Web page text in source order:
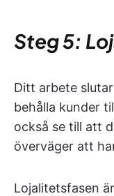
Steg 5:
Ditt arbete
behålla kunder
också se till att
överväger att
Lojalitetsfasen